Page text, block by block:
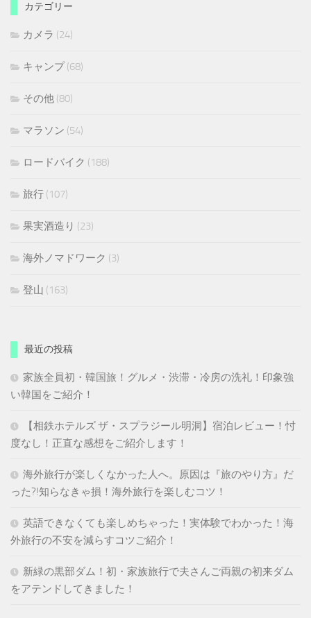
カテゴリー
カメラ (24)
キャンプ(68)
その他 (80)
マラソン (54)
ロードバイク (188)
旅行 (107)
果実酒造り (23)
海外ノマドワーク (3)
登山 (163)
最近の投稿
家族全員初・韓国旅！グルメ・渋滞・冷房の洗礼！印象強
い韓国をご紹介！
【相鉄ホテルズ ザ・スプラジール明洞】宿泊レビュー！忖
度なし！正直な感想をご紹介します！
海外旅行が楽しくなかった人へ。原因は『旅のやり方』だ
った?!知らなきゃ損！海外旅行を楽しむコツ！
英語できなくても楽しめちゃった！実体験でわかった！海
外旅行の不安を減らすコツご紹介！
新緑の黒部ダム！初・家族旅行で夫さんご両親の初来ダム
をアテンドしてきました！